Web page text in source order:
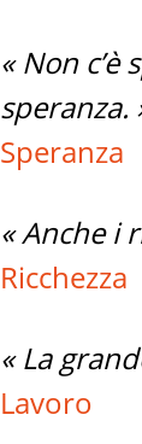
« Non
speranza.
Speranza
« Anche i
Ricchezza
« La
Lavoro